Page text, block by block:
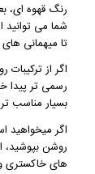
رنگ قهوه ای،
شما می
تا میهمانی های
اگر از
رسمی تر پیدا
بسیار مناسب
اگر میخواهید
روشن بپوشید،
های خاکستری